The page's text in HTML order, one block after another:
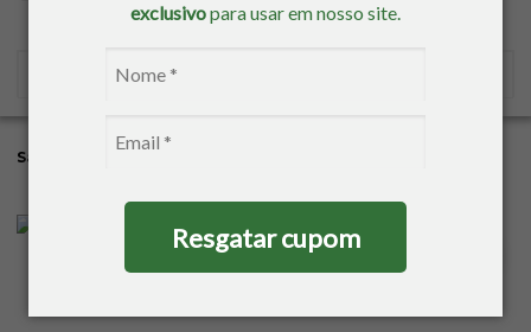
exclusivopara usar em nosso site.
Resgatar cupom
Sacaria